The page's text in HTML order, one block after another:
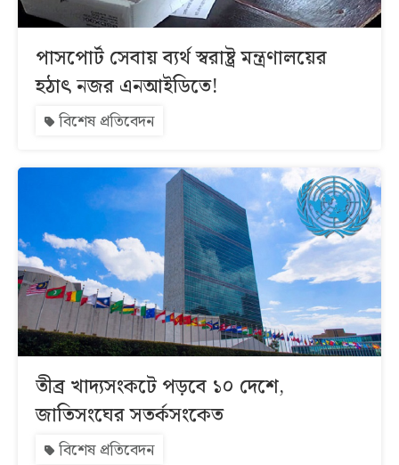
পাসপোর্ট সেবায় ব্যর্থ স্বরাষ্ট্র মন্ত্রণালয়ের
হঠাৎ নজর এনআইডিতে!
বিশেষ প্রতিবেদন
তীব্র খাদ্যসংকটে পড়বে ১০ দেশে,
জাতিসংঘের সতর্কসংকেত
বিশেষ প্রতিবেদন